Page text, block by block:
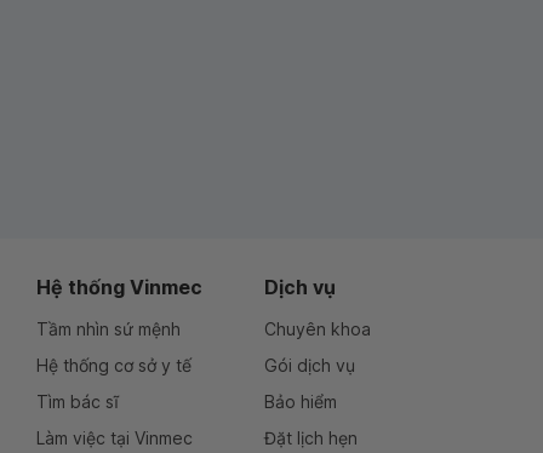
Hệ thống Vinmec
Tầm nhìn sứ mệnh
Hệ thống cơ sở y tế
Tìm bác sĩ
Làm việc tại Vinmec
Dịch vụ
Chuyên khoa
Gói dịch vụ
Bảo hiểm
Đặt lịch hẹn